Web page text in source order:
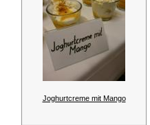
Joghurtcreme mit Mango